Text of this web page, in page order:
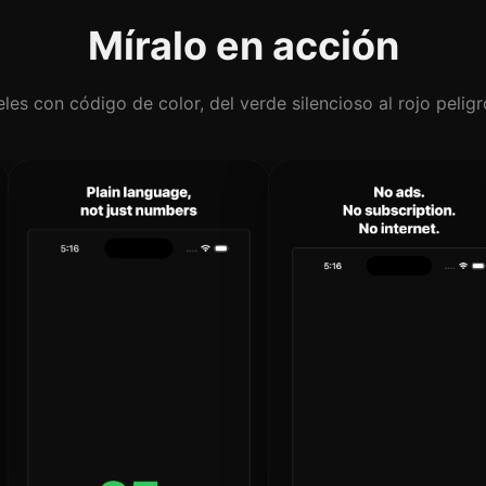
Míralo en acción
con código de color, del verde silencioso al rojo